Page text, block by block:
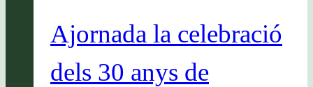
Ajornada la celebració
dels 30 anys de